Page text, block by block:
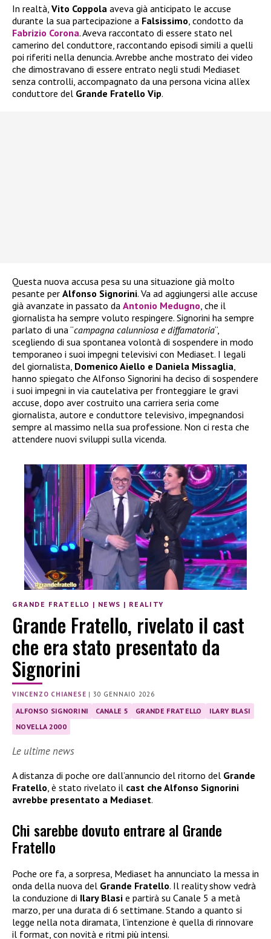
In realtà, Vito Coppola aveva già anticipato le accuse
durante la sua partecipazione a Falsissimo , condotto da
Fabrizio Corona. Aveva raccontato di essere stato nel
camerino del conduttore, raccontando episodi simili a quelli
poi riferiti nella denuncia. Avrebbe anche mostrato dei video
che dimostravano di essere entrato negli studi Mediaset
senza controlli, accompagnato da una persona vicina all’ex
conduttore del Grande Fratello Vip.
Questa nuova accusa pesa su una situazione già molto
pesante per Alfonso Signorini. Va ad aggiungersi alle accuse
già avanzate in passato da Antonio Medugno , che il
giornalista ha sempre voluto respingere. Signorini ha sempre
parlato di una “campagna calunniosa e diffamatoria“,
scegliendo di sua spontanea volontà di sospendere in modo
temporaneo i suoi impegni televisivi con Mediaset. I legali
del giornalista, Domenico Aiello e Daniela Missaglia
hanno spiegato che Alfonso Signorini ha deciso di sospendere
i suoi impegni in via cautelativa per fronteggiare le gravi
accuse, dopo aver costruito una carriera seria come
giornalista, autore e conduttore televisivo, impegnandosi
sempre al massimo nella sua professione. Non ci resta che
attendere nuovi sviluppi sulla vicenda.
GRANDE FRATELLO | NEWS | REALITY
Grande Fratello, rivelato il cast
che era stato presentato da
Signorini
VINCENZO CHIANESE |30 GENNAIO 2026
ALFONSO SIGNORINI CANALE 5 GRANDE FRATELLO
ILARY BLASI
NOVELLA 2000
Le ultime news
A distanza di poche ore dall’annuncio del ritorno del Grande
Fratello , è stato rivelato il cast che Alfonso Signorini
avrebbe presentato a Mediaset.
Chi sarebbe dovuto entrare al Grande
Fratello
Poche ore fa, a sorpresa, Mediaset ha annunciato la messa in
onda della nuova del Grande Fratello. Il reality show vedrà
la conduzione di Ilary Blasi e partirà su Canale 5 a metà
marzo, per una durata di 6 settimane. Stando a quanto si
legge nella nota diramata, l’intenzione è quella di rinnovare
il format, con novità e ritmi più intensi.